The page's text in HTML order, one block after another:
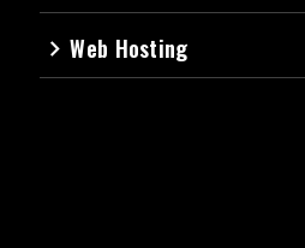
navigate_nextWeb Hosting